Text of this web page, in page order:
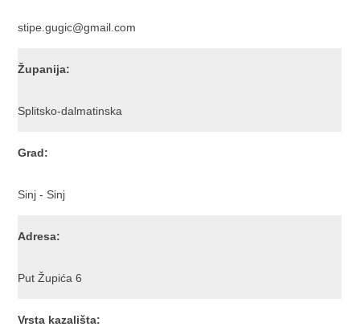
stipe.gugic@gmail.com
Županija:
Splitsko-dalmatinska
Grad:
Sinj - Sinj
Adresa:
Put Župića 6
Vrsta kazališta: